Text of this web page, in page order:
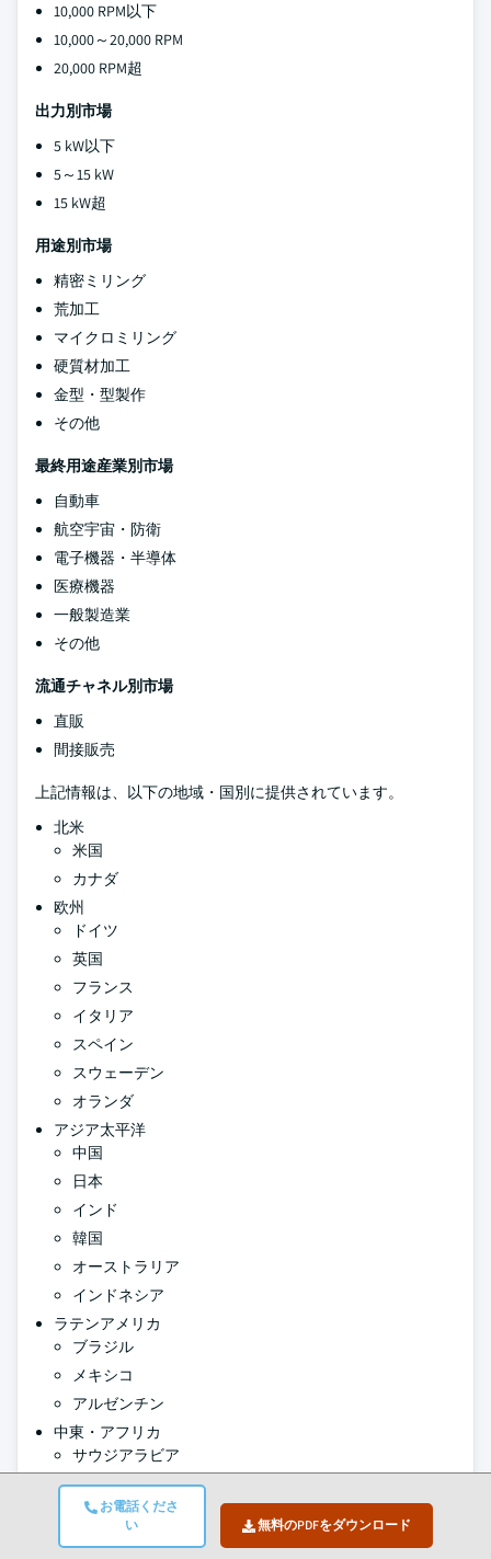
お電話くださ
い
無料のPDFをダウンロード
10,000 RPM以下
10,000～20,000 RPM
20,000 RPM超
出力別市場
5 kW以下
5～15 kW
15 kW超
用途別市場
精密ミリング
荒加工
マイクロミリング
硬質材加工
金型・型製作
その他
最終用途産業別市場
自動車
航空宇宙・防衛
電子機器・半導体
医療機器
一般製造業
その他
流通チャネル別市場
直販
間接販売
上記情報は、以下の地域・国別に提供されています。
北米
米国
カナダ
欧州
ドイツ
英国
フランス
イタリア
スペイン
スウェーデン
オランダ
アジア太平洋
中国
日本
インド
韓国
オーストラリア
インドネシア
ラテンアメリカ
ブラジル
メキシコ
アルゼンチン
中東・アフリカ
サウジアラビア
UAE
南アフリカ